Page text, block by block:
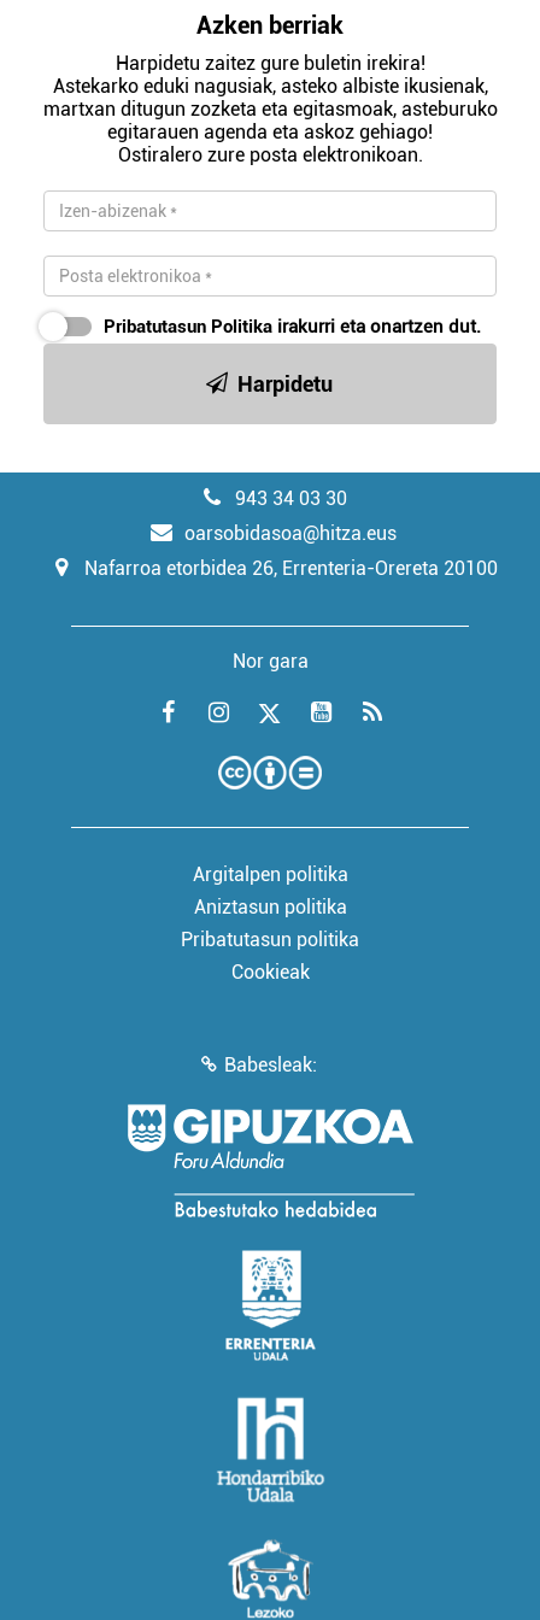
Azken berriak
Harpidetu zaitez gure buletin irekira!
Astekarko eduki nagusiak, asteko albiste ikusienak,
martxan ditugun zozketa eta egitasmoak, asteburuko
egitarauen agenda eta askoz gehiago!
Ostiralero zure posta elektronikoan.
Pribatutasun Politika irakurri eta onartzen dut.
Harpidetu
943 34 03 30
oarsobidasoa@hitza.eus
Nafarroa etorbidea 26, Errenteria-Orereta 20100
Nor gara
Argitalpen politika
Aniztasun politika
Pribatutasun politika
Cookieak
Babesleak: